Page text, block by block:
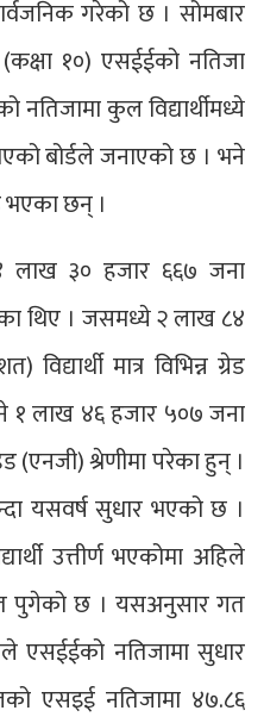
गरेको छ । सोमबार
१०) एसईईको नतिजा
कुल विद्यार्थीमध्ये
भएको बोर्डले जनाएको छ । भने
भएका छन् ।
लाख ३० हजार ६६७ जना
थिए । जसमध्ये २ लाख ८४
मात्र विभिन्न ग्रेड
१ लाख ४६ हजार ५०७ जना
(एनजी) श्रेणीमा परेका हुन् ।
यसवर्ष सुधार भएको छ ।
उत्तीर्ण भएकोमा अहिले
पुगेको छ । यसअनुसार गत
एसईईको नतिजामा सुधार
एसइई नतिजामा ४७.८६